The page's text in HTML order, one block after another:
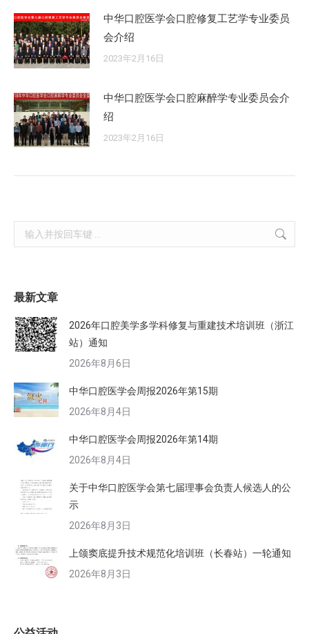
中华口腔医学会口腔修复工艺学专业委员
会介绍
2023年2月16日
中华口腔医学会口腔麻醉学专业委员会介
绍
2023年2月16日
Search:
最新文章
2026年口腔美学多学科修复与重建技术培训班（浙江
站）通知
2026年8月6日
中华口腔医学会周报2026年第15期
2026年8月4日
中华口腔医学会周报2026年第14期
2026年8月4日
关于中华口腔医学会第七届理事会负责人候选人的公
示
2026年8月3日
上颌窦底提升技术规范化培训班（长春站）一轮通知
2026年8月3日